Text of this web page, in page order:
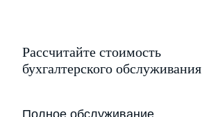
Рассчитайте стоимость
бухгалтерского обслуживания